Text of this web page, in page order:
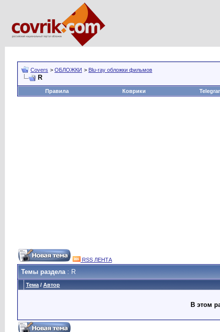
Covers > ОБЛОЖКИ > Blu-ray обложки фильмов
R
Правила Коврики
RSS ЛЕНТА
Темы раздела: R
Тема / Автор
В этом